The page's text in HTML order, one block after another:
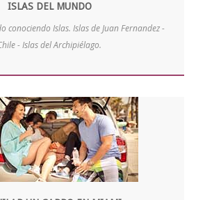
ISLAS DEL MUNDO
conociendo Islas. Islas de Juan Fernandez -
- Islas del Archipiélago.